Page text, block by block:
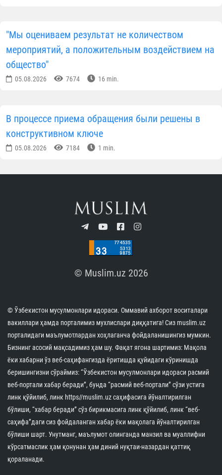
"Мы оцениваем результат не количеством
мероприятий, а положительным воздействием на
общество"
05.08.2026 7674 16 min.
В процессе приема обращения были решены в
конструктивном ключе
05.08.2026 7184 1 min.
© Muslim.uz 2026
© Ўзбекистон мусулмонлари идораси. Оммавий ахборот воситалари
вакиллари ҳамда порталимиз мухлислари диққатига! Сиз muslim.uz
порталидаги маълумотлардан хоҳлаганча фойдаланишингиз мумкин.
Бизнинг асосий мақсадимиз ҳам шу. Фақат ягона шартимиз: Мақола
ёки хабарни ўз веб-саҳифангизда ёритишда қуйидаги кўринишда
беришингизни сўраймиз: “Ўзбекистон мусулмонлари идораси расмий
веб-портали хабар беради”, бунда “расмий веб-портали” сўзи устига
линк қўйилиб, линк https//muslim.uz саҳифасига йўналтирилган
бўлиши, “хабар беради” сўз бирикмасига линк қўйилиб, линк “веб-
саҳифа”даги сиз фойдаланган хабар ёки мақолага йўналтирилган
бўлиши шарт. Унутманг, маълумот олинганда манзил ва муаллифни
кўрсатмаслик ҳам қонунан ҳам диний нуқтаи-назардан қаттиқ
қораланади.